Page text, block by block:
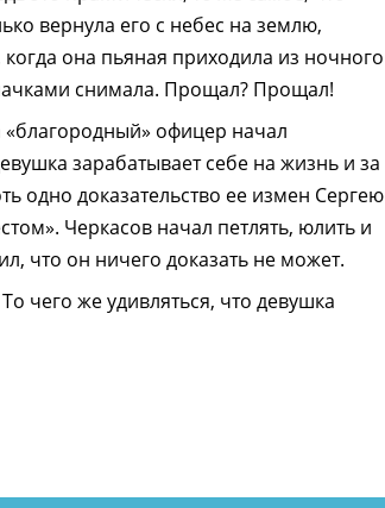
вернула его с небес на землю,
она пьяная приходила из ночного
снимала. Прощал? Прощал!
«благородный» офицер начал
зарабатывает себе на жизнь и за
одно доказательство ее измен Сергею
Черкасов начал петлять, юлить и
что он ничего доказать не может.
чего же удивляться, что девушка